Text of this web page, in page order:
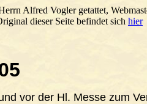
Alfred Vogler getattet,
dieser Seite befindet sich hier
vor der Hl. Messe zum